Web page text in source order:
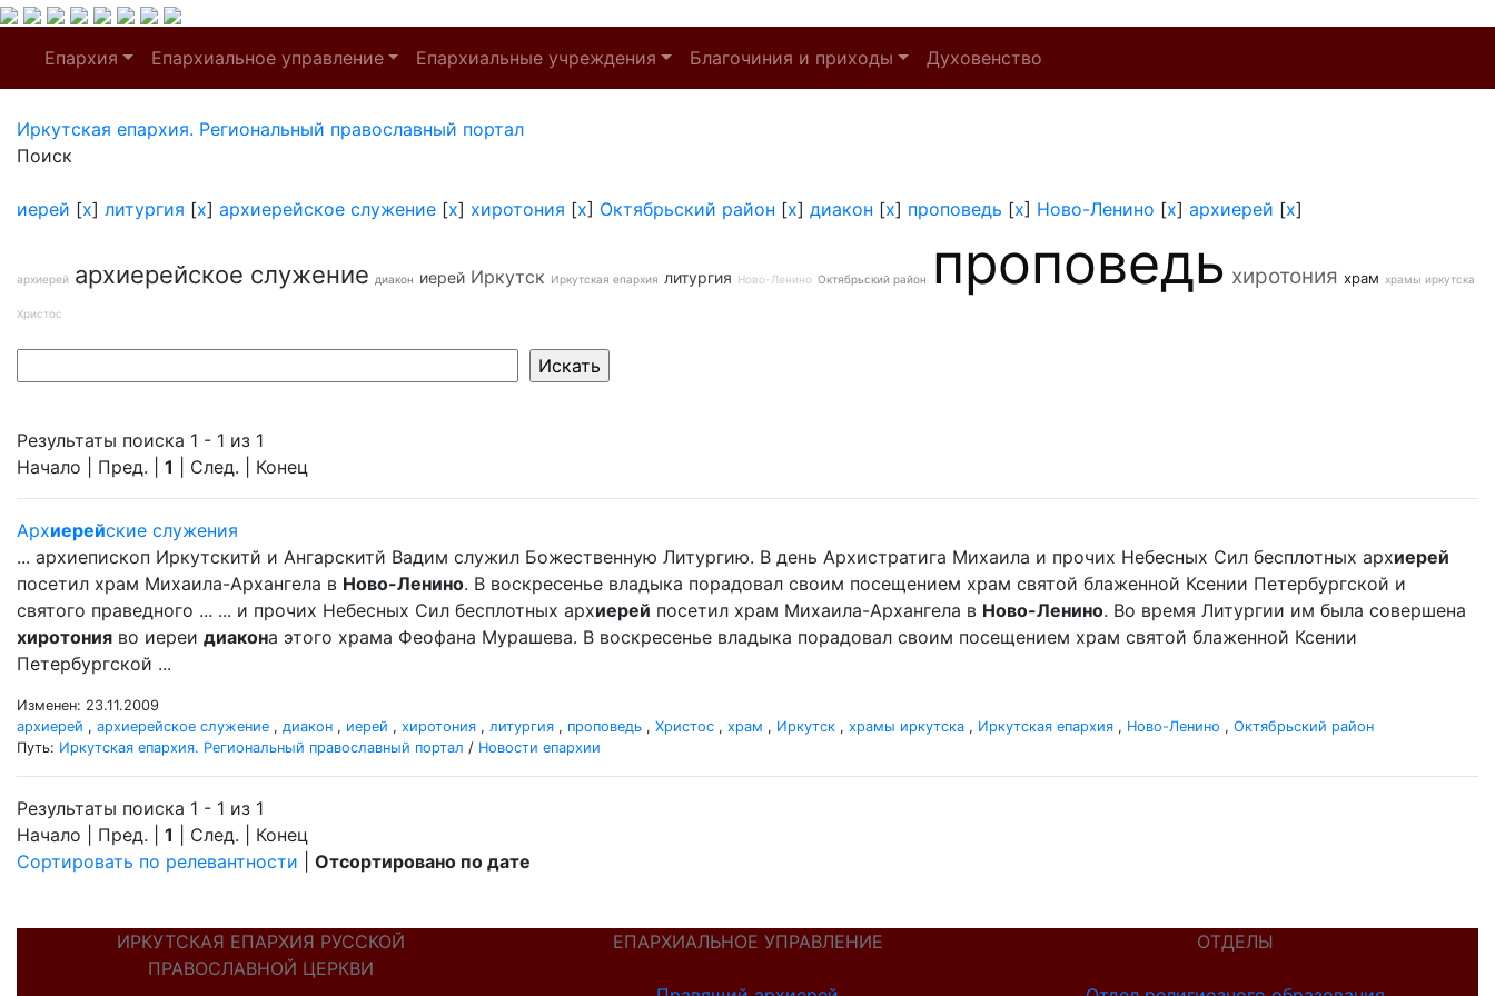
Епархия Епархиальное управление Епархиальные учреждения Благочиния и приходы Духовенство
Иркутская епархия. Региональный православный портал
Поиск
иерей [x] литургия [x] архиерейское служение [x] хиротония [x] Октябрьский район [x] диакон [x] проповедь [x] Ново-Ленино [x] архиерей [x]
архиерей архиерейское служение диакон иерей Иркутск Иркутская епархия литургия Ново-Ленино Октябрьский район проповедь хиротония храм храмы иркутска
Христос
Результаты поиска 1 - 1 из 1
Начало | Пред. | 1 | След. | Конец
Архиерейские служения
... архиепископ Иркутскитй и Ангарскитй Вадим служил Божественную Литургию. В день Архистратига Михаила и прочих Небесных Сил бесплотных архиерей
посетил храм Михаила-Архангела в Ново-Ленино. В воскресенье владыка порадовал своим посещением храм святой блаженной Ксении Петербургской и
святого праведного ... ... и прочих Небесных Сил бесплотных архиерей посетил храм Михаила-Архангела в Ново-Ленино. Во время Литургии им была совершена
хиротония во иереи диакона этого храма Феофана Мурашева. В воскресенье владыка порадовал своим посещением храм святой блаженной Ксении
Петербургской ...
Изменен: 23.11.2009
архиерей , архиерейское служение , диакон , иерей , хиротония , литургия , проповедь , Христос , храм , Иркутск , храмы иркутска , Иркутская епархия , Ново-Ленино , Октябрьский район
Путь: Иркутская епархия. Региональный православный портал / Новости епархии
Результаты поиска 1 - 1 из 1
Начало | Пред. | 1 | След. | Конец
Сортировать по релевантности
Отсортировано по дате
ИРКУТСКАЯ ЕПАРХИЯ РУССКОЙ
ПРАВОСЛАВНОЙ ЦЕРКВИ
ЕПАРХИАЛЬНОЕ УПРАВЛЕНИЕ ОТДЕЛЫ